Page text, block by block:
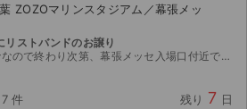
ZOZOマリンスタジアム／幕張メッ
ストバンドのお譲り
セ入場口付近でのお渡しになります。当方女性です。よろしくお願いいたします。
7 件 残り 7 日